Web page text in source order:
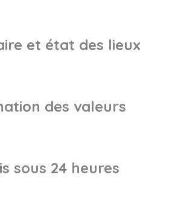
et état des lieux
des valeurs
sous 24 heures